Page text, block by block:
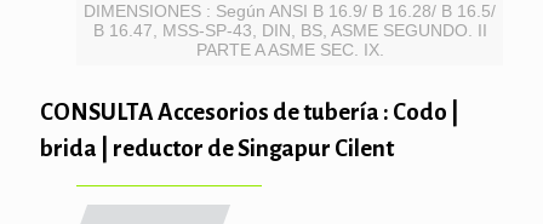
DIMENSIONES : Según ANSI B 16.9/ B 16.28/ B 16.5/
B 16.47, MSS-SP-43, DIN, BS, ASME SEGUNDO. II
PARTE A ASME SEC. IX.
CONSULTA Accesorios de tubería : Codo |
brida | reductor de Singapur Cilent